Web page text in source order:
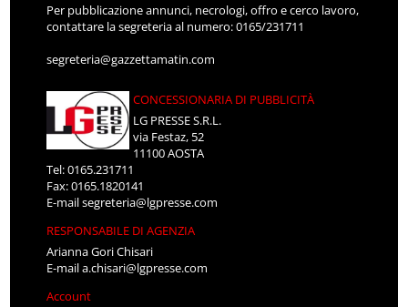
Per pubblicazione annunci, necrologi, offro e cerco lavoro,
contattare la segreteria al numero: 0165/231711
segreteria@gazzettamatin.com
CONCESSIONARIA DI PUBBLICITÀ
LG PRESSE S.R.L.
via Festaz, 52
11100 AOSTA
Tel: 0165.231711
Fax: 0165.1820141
E-mailsegreteria@lgpresse.com
RESPONSABILE DI AGENZIA
Arianna Gori Chisari
E-maila.chisari@lgpresse.com
Account